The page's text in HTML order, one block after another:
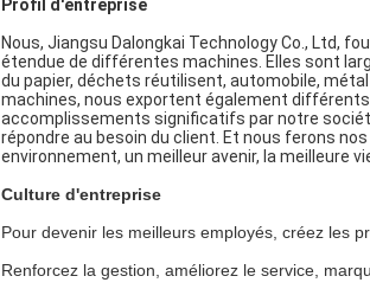
Profil d'entreprise
Nous, Jiangsu Dalongkai Technology Co., Ltd,
étendue de différentes machines. Elles sont
du papier, déchets réutilisent, automobile,
machines, nous exportent également
accomplissements significatifs par notre
répondre au besoin du client. Et nous ferons
environnement, un meilleur avenir, la meilleure
Culture d'entreprise
Pour devenir les meilleurs employés, créez les
Renforcez la gestion, améliorez le service,